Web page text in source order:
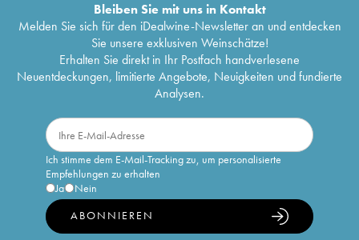
Bleiben Sie mit uns in Kontakt
Melden Sie sich für den iDealwine-Newsletter an und entdecken
Sie unsere exklusiven Weinschätze!
Erhalten Sie direkt in Ihr Postfach handverlesene
Neuentdeckungen, limitierte Angebote, Neuigkeiten und fundierte
Analysen.
Ich stimme dem E-Mail-Tracking zu, um personalisierte
Empfehlungen zu erhalten
Ja
Nein
ABONNIEREN